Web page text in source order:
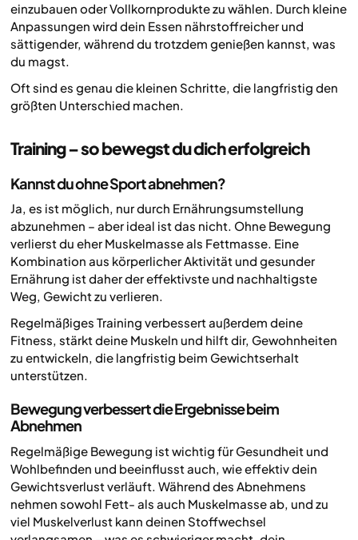
einzubauen oder Vollkornprodukte zu wählen. Durch kleine
Anpassungen wird dein Essen nährstoffreicher und
sättigender, während du trotzdem genießen kannst, was
du magst.
Oft sind es genau die kleinen Schritte, die langfristig den
größten Unterschied machen.
Training – so bewegst du dich erfolgreich
Kannst du ohne Sport abnehmen?
Ja, es ist möglich, nur durch Ernährungsumstellung
abzunehmen – aber ideal ist das nicht. Ohne Bewegung
verlierst du eher Muskelmasse als Fettmasse. Eine
Kombination aus körperlicher Aktivität und gesunder
Ernährung ist daher der effektivste und nachhaltigste
Weg, Gewicht zu verlieren.
Regelmäßiges Training verbessert außerdem deine
Fitness, stärkt deine Muskeln und hilft dir, Gewohnheiten
zu entwickeln, die langfristig beim Gewichtserhalt
unterstützen.
Bewegung verbessert die Ergebnisse beim
Abnehmen
Regelmäßige Bewegung ist wichtig für Gesundheit und
Wohlbefinden und beeinflusst auch, wie effektiv dein
Gewichtsverlust verläuft. Während des Abnehmens
nehmen sowohl Fett- als auch Muskelmasse ab, und zu
viel Muskelverlust kann deinen Stoffwechsel